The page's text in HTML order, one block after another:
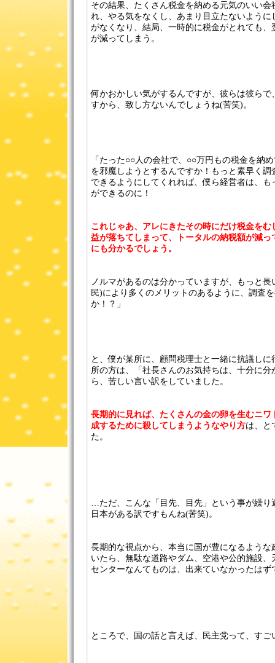
その結果、たくさん税金を納める元気のいい
れ、やる気をなくし、あまり目立たないよう
がなくなり、結局、一時的に税金がとれても
が減ってしまう。
何かおかしい気がするんですが、彼らは彼ら
すから、致し方ないんでしょうね(苦笑)。
「たった○○人の会社で、○○万円もの税金を納
を邪魔しようとするんですか！もっと素早く
できるようにしてくれれば、僕ら経営者は、
ができるのに！
これじゃあ、アレにきたその時にだけ税金を
益が落ちてしまって、トータルの納税額が減
にも分かるでしょう。
ノルマがあるのは分かっていますが、もっと
民)により多くのメリットのあるように、調査
か！？」
と、僕が某所に、顧問税理士と一緒に抗議し
所の方は、「社長さんのお気持ちは、十分に
ら、苦しい言い訳をしていました。
長期的に見れば、たくさんの金の卵を生むニ
成するために殺してしまうようなやり方は、と
た。
…ただ、こんな「目先、目先」という事が繰り
日本がある訳ですもんね(苦笑)。
長期的な視点から、本当に国が豊になるよう
いたら、無駄な道路やダム、空港や公的施設
センターなんてものは、出来ていなかったはず
ところで、国の話と言えば、民主党って、す